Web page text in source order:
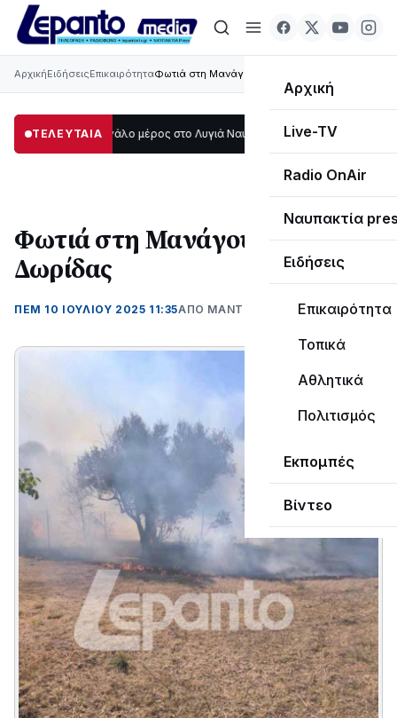
Αρχική
Live-TV
Radio OnAir
Ναυπακτία
Ειδήσεις
Επικαιρότητα
Τοπικά
Αθλητικά
Πολιτισμός
Εκπομπές
Βίντεο
ΑρχικήΕιδήσειςΕπικαιρότηταΦωτιά στη Μανάγουλη Δωρίδας
ΤΕΛΕΥΤΑΙΑ
μεγάλο μέρος στο Λυγιά Ναυπάκτου12:08 Σε τροχιά
Φωτιά στη Μανάγουλη
Δωρίδας
ΠΕΜ 10 ΙΟΥΛΊΟΥ 2025 11:35ΑΠΌ ΜΑΝΤΩ ΚΑΠΕΝΤΖΩΝΗ